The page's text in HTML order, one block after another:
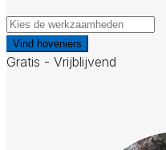
Vind hoveniers
Gratis - Vrijblijvend